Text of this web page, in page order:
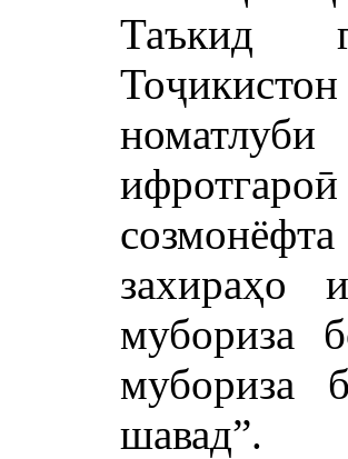
Таъкид
захираҳо
мубориза
мубориза
шавад”.